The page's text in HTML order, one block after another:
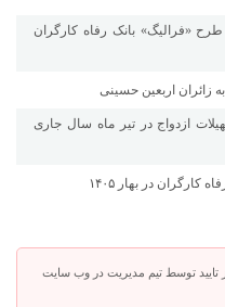
«فرالیگ» بانک رفاه کارگران
زائران اربعین حسینی
ریال تسهیلات ازدواج در تیر ماه سال جاری
توسط تیم مدیریت در وب سایت